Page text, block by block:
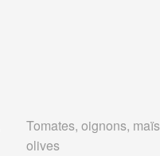
Tomates, oignons,
olives